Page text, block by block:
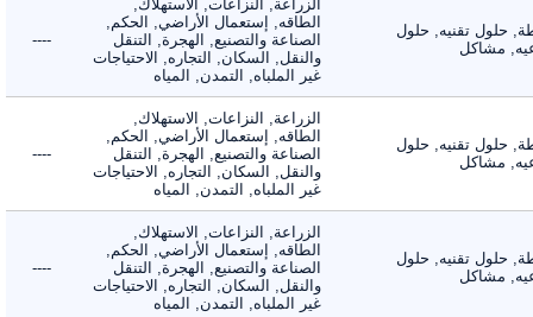
حلول تقنيه, حلول
مشاكل
الزراعة, النزاعات, الاستهلاك,
الطاقه, إستعمال الأراضي, الحكم,
الصناعة والتصنيع, الهجرة, التنقل
والنقل, السكان, التجاره, الاحتياجات
غير الملباه, التمدن, المياه
----
حلول تقنيه, حلول
مشاكل
الزراعة, النزاعات, الاستهلاك,
الطاقه, إستعمال الأراضي, الحكم,
الصناعة والتصنيع, الهجرة, التنقل
والنقل, السكان, التجاره, الاحتياجات
غير الملباه, التمدن, المياه
----
حلول تقنيه, حلول
مشاكل
الزراعة, النزاعات, الاستهلاك,
الطاقه, إستعمال الأراضي, الحكم,
الصناعة والتصنيع, الهجرة, التنقل
والنقل, السكان, التجاره, الاحتياجات
غير الملباه, التمدن, المياه
----